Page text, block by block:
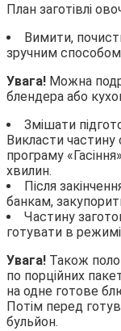
План заготівлі
Вимити,
зручним
Увага! Можна
блендера або
Змішати
Викласти
програму
хвилин.
Після
банкам,
Частину
готувати в режимі
Увага! Також
по порційних
на одне готове
Потім перед
бульйон.